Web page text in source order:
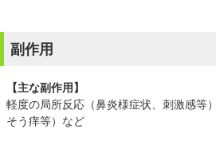
副作用
【主な副作用】
軽度の局所反応（鼻炎様症状、刺激感等
そう痒等）など